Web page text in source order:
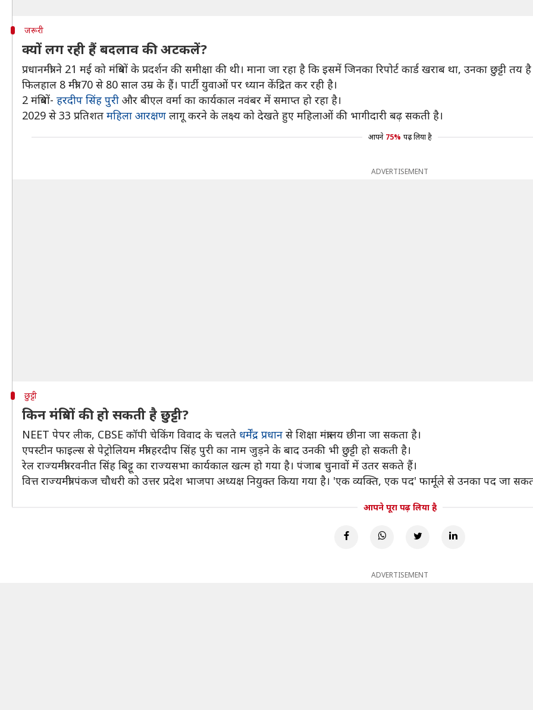
जरूरी
क्यों लग रही हैं बदलाव की अटकलें?
प्रधानमंत्री ने 21 मई को मंत्रियों के प्रदर्शन की समीक्षा की थी। माना जा रहा है कि इसमें जिनका रिपोर्ट कार्ड खराब था, उनका छुट्टी तय
फिलहाल 8 मंत्री 70 से 80 साल उम्र के हैं। पार्टी युवाओं पर ध्यान केंद्रित कर रही है।
2 मंत्रियों- हरदीप सिंह पुरी और बीएल वर्मा का कार्यकाल नवंबर में समाप्त हो रहा है।
2029 से 33 प्रतिशत महिला आरक्षण लागू करने के लक्ष्य को देखते हुए महिलाओं की भागीदारी बढ़ सकती है।
आपने 75% पढ़ लिया है
ADVERTISEMENT
छुट्टी
किन मंत्रियों की हो सकती है छुट्टी?
NEET पेपर लीक, CBSE कॉपी चेकिंग विवाद के चलते धर्मेंद्र प्रधान से शिक्षा मंत्रालय छीना जा सकता है।
एपस्टीन फाइल्स से पेट्रोलियम मंत्री हरदीप सिंह पुरी का नाम जुड़ने के बाद उनकी भी छुट्टी हो सकती है।
रेल राज्यमंत्री रवनीत सिंह बिट्टू का राज्यसभा कार्यकाल खत्म हो गया है। पंजाब चुनावों में उतर सकते हैं।
वित्त राज्यमंत्री पंकज चौधरी को उत्तर प्रदेश भाजपा अध्यक्ष नियुक्त किया गया है। 'एक व्यक्ति, एक पद' फार्मूले से उनका पद जा
आपने पूरा पढ़ लिया है
ADVERTISEMENT